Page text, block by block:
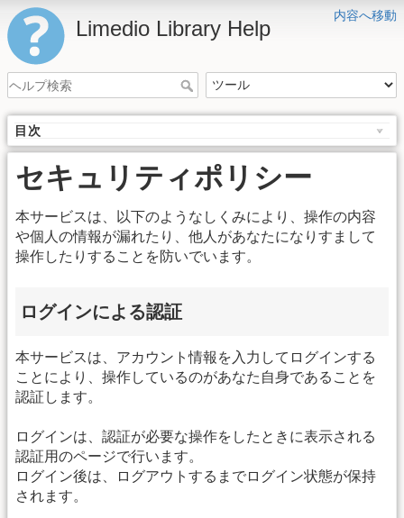
内容へ移動
Limedio Library Help
目次
セキュリティポリシー
本サービスは、以下のようなしくみにより、操作の内容
や個人の情報が漏れたり、他人があなたになりすまして
操作したりすることを防いでいます。
ログインによる認証
本サービスは、アカウント情報を入力してログインする
ことにより、操作しているのがあなた自身であることを
認証します。
ログインは、認証が必要な操作をしたときに表示される
認証用のページで行います。
ログイン後は、ログアウトするまでログイン状態が保持
されます。